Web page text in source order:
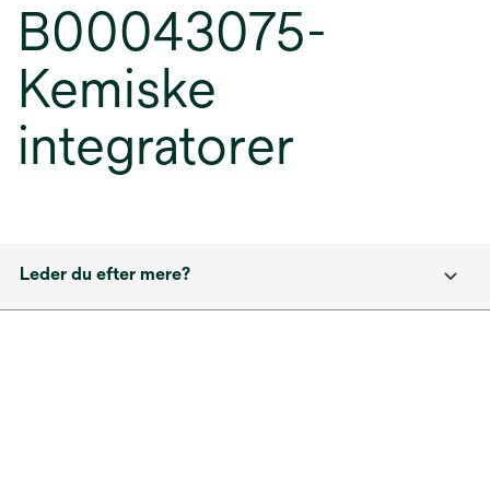
B00043075-
Kemiske
integratorer
Leder du efter mere?